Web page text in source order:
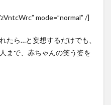
mode=”normal” /]
たら…と妄想するだけでも、
まで、赤ちゃんの笑う姿を